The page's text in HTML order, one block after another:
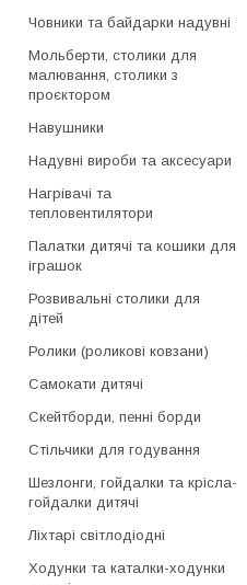
Човники та байдарки надувні
Мольберти, столики для
малювання, столики з
проєктором
Навушники
Надувні вироби та аксесуари
Нагрівачі та
тепловентилятори
Палатки дитячі та кошики для
іграшок
Розвивальні столики для
дітей
Ролики (роликові ковзани)
Самокати дитячі
Скейтборди, пенні борди
Стільчики для годування
Шезлонги, гойдалки та крісла-
гойдалки дитячі
Ліхтарі світлодіодні
Ходунки та каталки-ходунки